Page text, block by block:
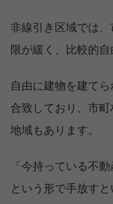
非線引き区域では
限が緩く、比較的
自由に建物を建て
合致しており、市
地域もあります。
「今持っている不
という形で手放すと